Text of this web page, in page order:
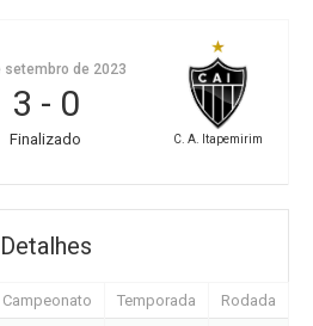
C. A. Itapemirim
setembro de 2023
3 - 0
Finalizado
Detalhes
Campeonato Temporada
Rodada